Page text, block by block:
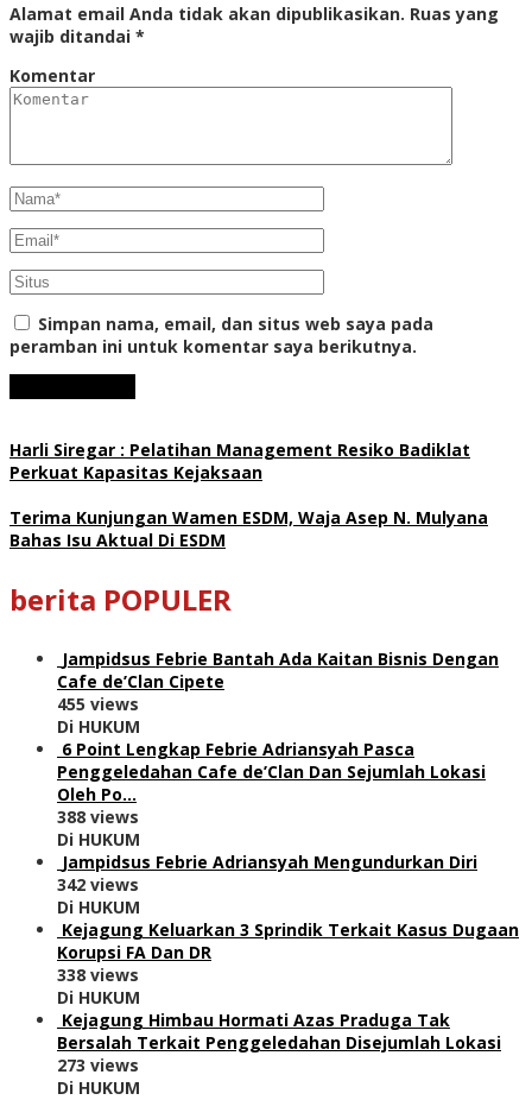
Alamat email Anda tidak akan dipublikasikan. Ruas yang
wajib ditandai *
Komentar
Simpan nama, email, dan situs web saya pada
peramban ini untuk komentar saya berikutnya.
Harli Siregar : Pelatihan Management Resiko Badiklat
Perkuat Kapasitas Kejaksaan
Terima Kunjungan Wamen ESDM, Waja Asep N. Mulyana
Bahas Isu Aktual Di ESDM
berita POPULER
Jampidsus Febrie Bantah Ada Kaitan Bisnis Dengan
Cafe de’Clan Cipete
455 views
Di HUKUM
6 Point Lengkap Febrie Adriansyah Pasca
Penggeledahan Cafe de’Clan Dan Sejumlah Lokasi
Oleh Po…
388 views
Di HUKUM
Jampidsus Febrie Adriansyah Mengundurkan Diri
342 views
Di HUKUM
Kejagung Keluarkan 3 Sprindik Terkait Kasus Dugaan
Korupsi FA Dan DR
338 views
Di HUKUM
Kejagung Himbau Hormati Azas Praduga Tak
Bersalah Terkait Penggeledahan Disejumlah Lokasi
273 views
Di HUKUM